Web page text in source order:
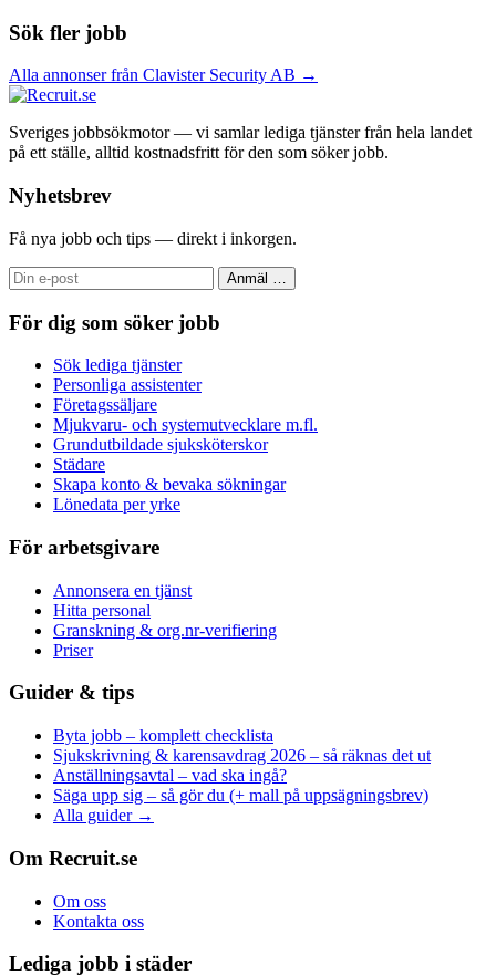
Sök fler jobb
Alla annonser från Clavister Security AB →
Sveriges jobbsökmotor — vi samlar lediga tjänster från hela landet
på ett ställe, alltid kostnadsfritt för den som söker jobb.
Nyhetsbrev
Få nya jobb och tips — direkt i inkorgen.
Anmäl
För dig som söker jobb
Sök lediga tjänster
Personliga assistenter
Företagssäljare
Mjukvaru- och systemutvecklare m.fl.
Grundutbildade sjuksköterskor
Städare
Skapa konto & bevaka sökningar
Lönedata per yrke
För arbetsgivare
Annonsera en tjänst
Hitta personal
Granskning & org.nr-verifiering
Priser
Guider & tips
Byta jobb – komplett checklista
Sjukskrivning & karensavdrag 2026 – så räknas det ut
Anställningsavtal – vad ska ingå?
Säga upp sig – så gör du (+ mall på uppsägningsbrev)
Alla guider →
Om Recruit.se
Om oss
Kontakta oss
Lediga jobb i städer